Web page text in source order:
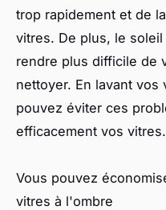
trop rapidement et de
vitres. De plus, le
rendre plus difficile de
nettoyer. En lavant
pouvez éviter ces
efficacement vos vitres.
Vous pouvez
vitres à l'ombre